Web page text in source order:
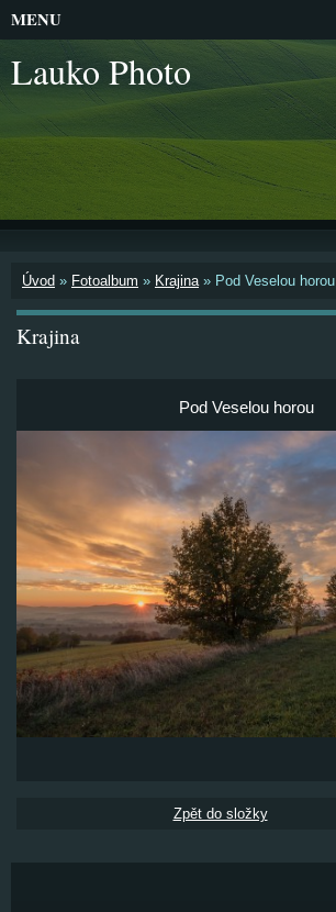
Lauko Photo
Úvod » Fotoalbum » Krajina» Pod Veselou horou
Krajina
Pod Veselou horou
Zpět do složky
MENU